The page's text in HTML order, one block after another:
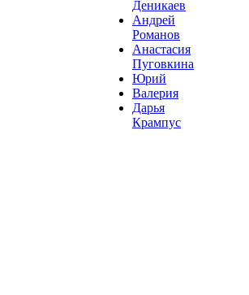
Деникаев
Андрей
Романов
Анастасия
Пуговкина
Юрий
Валерия
Дарья
Крампус